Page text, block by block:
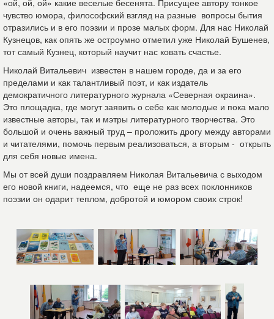
«ой, ой, ой» какие веселые бесенята. Присущее автору тонкое
чувство юмора, философский взгляд на разные вопросы бытия
отразились и в его поэзии и прозе малых форм. Для нас Николай
Кузнецов, как опять же остроумно отметил уже Николай Бушенев,
тот самый Кузнец, который научит нас ковать счастье.
Николай Витальевич известен в нашем городе, да и за его
пределами и как талантливый поэт, и как издатель
демократичного литературного журнала «Северная окраина».
Это площадка, где могут заявить о себе как молодые и пока мало
известные авторы, так и мэтры литературного творчества. Это
большой и очень важный труд – проложить дрогу между авторами
и читателями, помочь первым реализоваться, а вторым - открыть
для себя новые имена.
Мы от всей души поздравляем Николая Витальевича с выходом
его новой книги, надеемся, что еще не раз всех поклонников
поэзии он одарит теплом, добротой и юмором своих строк!